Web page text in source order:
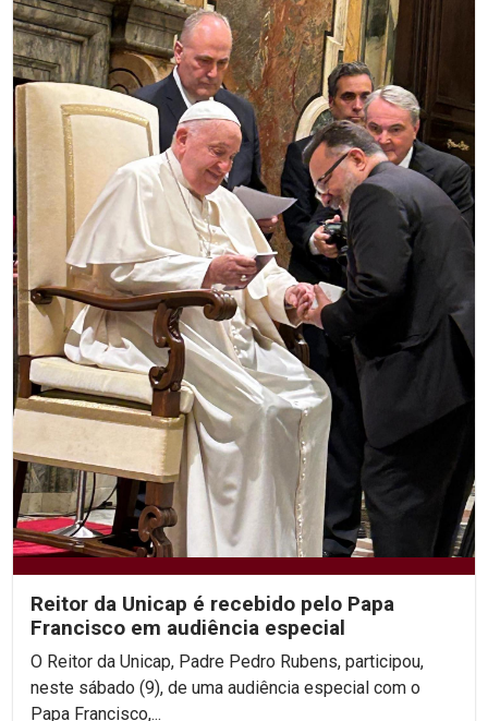
Reitor da Unicap é recebido pelo Papa
Francisco em audiência especial
O Reitor da Unicap, Padre Pedro Rubens, participou,
neste sábado (9), de uma audiência especial com o
Papa Francisco,...